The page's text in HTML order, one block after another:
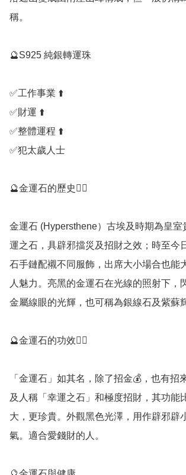
稱。
🔮S925 純銀轉運珠
✅️工作事業 ⬆️
✅️財運 ⬆️
✅️整體運程 ⬆️
✅️犯太歲人士
🔮金運石的歷史💁‍♀️
金運石 (Hypersthene）古埃及時期為皇室
運之石，具辟邪擋災及招財之效；時至今
石手鏈配襯不同服飾，出席大小場合也能
人魅力。亮黑的金運石在光線的照射下，
金屬線眼的光輝，也可稱為銀線石及紫蘇
🔮金運石的功效💁‍♀️
「金運石」如其名，除了招金💰，也有招
及人稱「幸運之石」和極度招財，其功能
大，更珍貴。外觀黑色光澤，用作辟邪辟
氣。適合愛錢財的人。